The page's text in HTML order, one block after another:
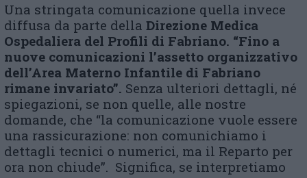
Una stringata comunicazione quella invece
diffusa da parte della Direzione Medica
Ospedaliera del Profili di Fabriano. “Fino a
nuove comunicazioni l’assetto organizzativo
dell’Area Materno Infantile di Fabriano
rimane invariato”. Senza ulteriori dettagli, né
spiegazioni, se non quelle, alle nostre
domande, che “la comunicazione vuole essere
una rassicurazione: non comunichiamo i
dettagli tecnici o numerici, ma il Reparto per
ora non chiude”. Significa, se interpretiamo